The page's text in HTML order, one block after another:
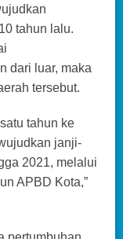
tahun lalu.
dari luar, maka
tersebut.
tahun ke
janji-
2021, melalui
APBD Kota,”